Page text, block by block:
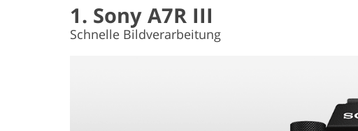
1. Sony A7R III
Schnelle Bildverarbeitung